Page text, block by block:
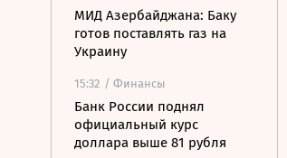
МИД Азербайджана: Баку
готов поставлять газ на
Украину
15:32 / Финансы
Банк России поднял
официальный курс
доллара выше 81 рубля